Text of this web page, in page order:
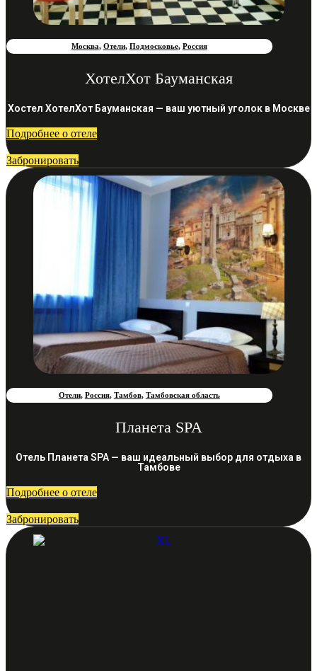
Москва, Отели, Подмосковье, Россия
ХотелХот Бауманская
Хостел ХотелХот Бауманская — ваш уютный уголок в Москве
Подробнее о отеле
Забронировать
Отели, Россия, Тамбов, Тамбовская область
Планета SPA
Отель Планета SPA — ваш идеальный выбор для отдыха в
Тамбове
Подробнее о отеле
Забронировать